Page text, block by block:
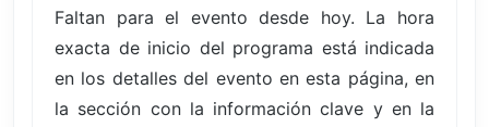
Faltan para el evento desde hoy. La hora
exacta de inicio del programa está indicada
en los detalles del evento en esta página, en
la sección con la información clave y en la